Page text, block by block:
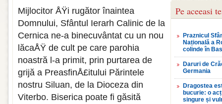
Pe aceeasi
Praznicul
Națională a
colinde în
Daruri de
Germania
Dragostea
bucurie: o
singure și
Mijlocitor ÅŸi rugător înaintea
Domnului, Sfântul Ierarh Calinic de la
Cernica ne-a bi­necuvântat cu un nou
lăcaÅŸ de cult pe care parohia
noastră l-a primit, prin purtarea de
grijă a PreasfinÅ£itului Părintele
nostru Siluan, de la Dioceza din
Viterbo. Biserica poate fi găsită